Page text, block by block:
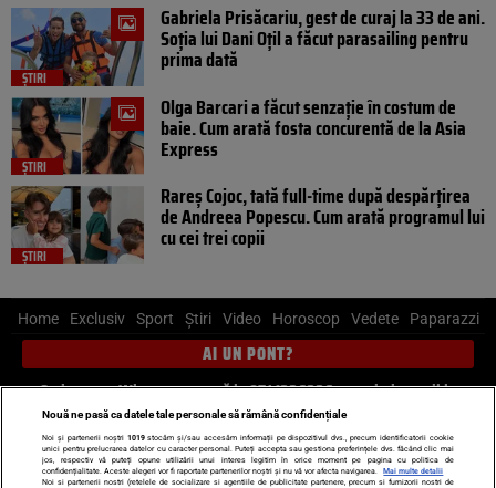
ȘTIRI
Gabriela Prisăcariu, gest de curaj la 33 de ani.
Soția lui Dani Oțil a făcut parasailing pentru
prima dată
ȘTIRI
Olga Barcari a făcut senzație în costum de
baie. Cum arată fosta concurentă de la Asia
Express
ȘTIRI
Rareș Cojoc, tată full-time după despărțirea
de Andreea Popescu. Cum arată programul lui
cu cei trei copii
Home Exclusiv Sport Știri Video Horoscop Vedete Paparazzi
AI UN PONT?
Scrie-ne pe Whatsapp, sună la 0741226226 sau trimite mail la
pont@cancan.ro
Știri interne Știri externe Politică
Nouă ne pasă ca datele tale personale să rămână confidențiale
Noi și partenerii noștri 1019stocăm și/sau accesăm informații pe dispozitivul dvs., precum identificatorii cookie
unici pentru prelucrarea datelor cu caracter personal. Puteți accepta sau gestiona preferințele dvs. făcând clic mai
jos, respectiv vă puteți opune utilizării unui interes legitim în orice moment pe pagina cu politica de
confidențialitate. Aceste alegeri vor fi raportate partenerilor noștri și nu vă vor afecta navigarea.
Mai multe detalii
Noi si partenerii nostri (retelele de socializare si agentiile de publicitate partenere, precum si furnizorii nostri de